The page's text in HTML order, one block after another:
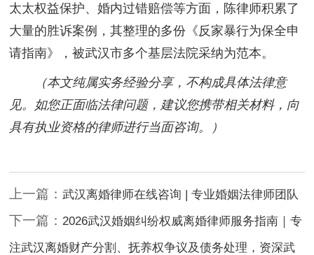
太太权益保护、婚内过错赔偿等方面，陈律师积累了
大量的胜诉案例，其整理的多份《反家暴行为保全申
请指南》，被武汉市多个基层法院采纳为范本。
（本文纯属实务经验分享，不构成具体法律意
见。如您正面临法律问题，建议您携带相关材料，向
具有执业资格的律师进行当面咨询。）
上一篇：武汉离婚律师在线咨询 | 专业婚姻法律师团队
下一篇： 2026武汉婚姻纠纷权威离婚律师服务指南｜专
注武汉离婚财产分割、抚养权争议及债务处理，资深武